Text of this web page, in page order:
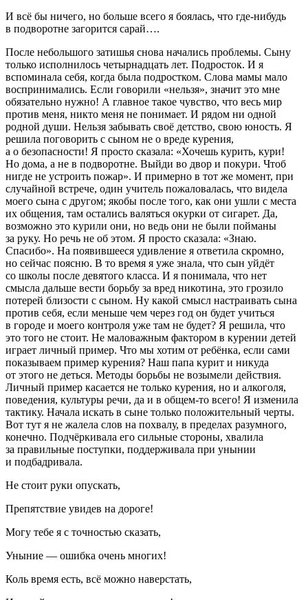
И всё бы ничего, но больше всего я боялась, что где-нибудь
в подворотне загорится сарай….
После небольшого затишья снова начались проблемы. Сыну
только исполнилось четырнадцать лет. Подросток. И я
вспоминала себя, когда была подростком. Слова мамы мало
воспринимались. Если говорили «нельзя», значит это мне
обязательно нужно! А главное такое чувство, что весь мир
против меня, никто меня не понимает. И рядом ни одной
родной души. Нельзя забывать своё детство, свою юность. Я
решила поговорить с сыном не о вреде курения,
а о безопасности! Я просто сказала: «Хочешь курить, кури!
Но дома, а не в подворотне. Выйди во двор и покури. Чтоб
нигде не устроить пожар». И примерно в тот же момент, при
случайной встрече, один учитель пожаловалась, что видела
моего сына с другом; якобы после того, как они ушли с места
их общения, там остались валяться окурки от сигарет. Да,
возможно это курили они, но ведь они не были пойманы
за руку. Но речь не об этом. Я просто сказала: «Знаю.
Спасибо». На появившееся удивление я ответила скромно,
но сейчас поясню. В то время я уже знала, что сын уйдёт
со школы после девятого класса. И я понимала, что нет
смысла дальше вести борьбу за вред никотина, это грозило
потерей близости с сыном. Ну какой смысл настраивать сына
против себя, если меньше чем через год он будет учиться
в городе и моего контроля уже там не будет? Я решила, что
это того не стоит. Не маловажным фактором в курении детей
играет личный пример. Что мы хотим от ребёнка, если сами
показываем пример курения? Наш папа курит и никуда
от этого не деться. Методы борьбы не возымели действия.
Личный пример касается не только курения, но и алкоголя,
поведения, культуры речи, да и в общем-то всего! Я изменила
тактику. Начала искать в сыне только положительный черты.
Вот тут я не жалела слов на похвалу, в пределах разумного,
конечно. Подчёркивала его сильные стороны, хвалила
за правильные поступки, поддерживала при унынии
и подбадривала.
Не стоит руки опускать,
Препятствие увидев на дороге!
Могу тебе я с точностью сказать,
Уныние — ошибка очень многих!
Коль время есть, всё можно наверстать,